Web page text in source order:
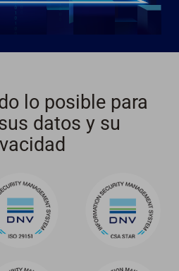
lo posible para
datos y su